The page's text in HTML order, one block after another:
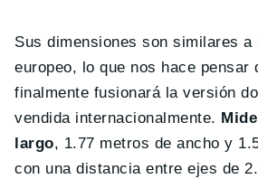
Sus dimensiones son similares a
europeo, lo que nos hace pensar
finalmente fusionará la versión
vendida internacionalmente.
largo, 1.77 metros de ancho y
con una distancia entre ejes de